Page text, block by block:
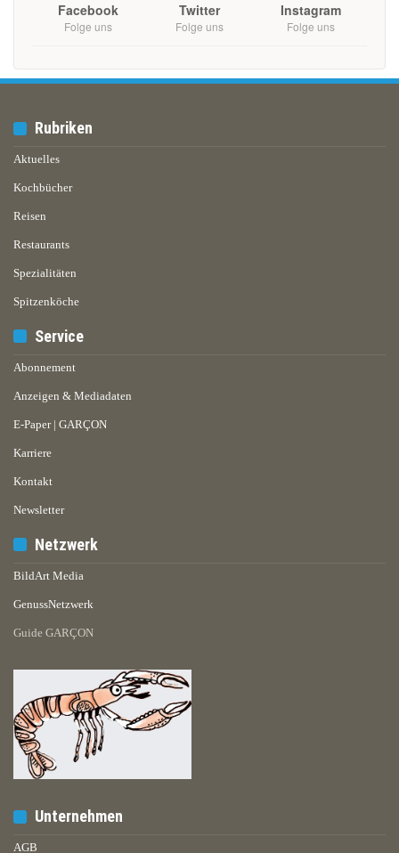
Facebook
Folge uns
Twitter
Folge uns
Instagram
Folge uns
Rubriken
Aktuelles
Kochbücher
Reisen
Restaurants
Spezialitäten
Spitzenköche
Service
Abonnement
Anzeigen & Mediadaten
E-Paper | GARÇON
Karriere
Kontakt
Newsletter
Netzwerk
BildArt Media
GenussNetzwerk
Guide GARÇON
Unternehmen
AGB